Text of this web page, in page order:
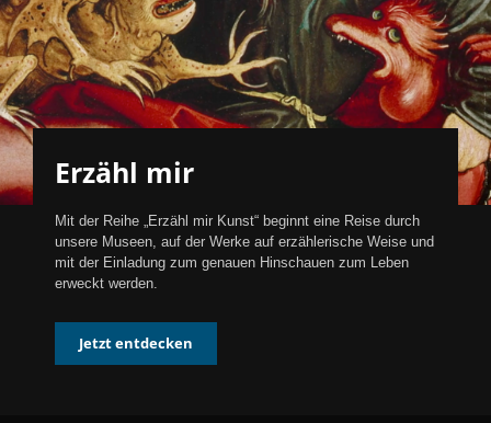
Erzähl mir
Mit der Reihe „Erzähl mir Kunst“ beginnt eine Reise durch
unsere Museen, auf der Werke auf erzählerische Weise und
mit der Einladung zum genauen Hinschauen zum Leben
erweckt werden.
Jetzt entdecken